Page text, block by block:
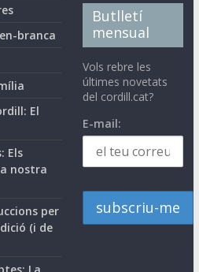
branca
El
Els
nostra
per
(i de
Butlletí
mensual
Vols rebre les
últimes novetats
del cordill.cat?
E-mail: